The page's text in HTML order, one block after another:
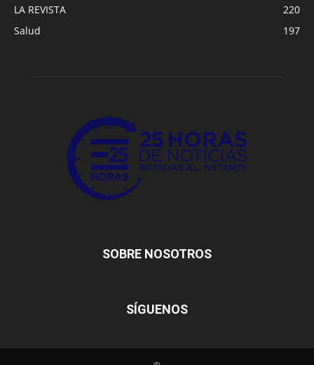
LA REVISTA
220
Salud
197
SOBRE NOSOTROS
SÍGUENOS